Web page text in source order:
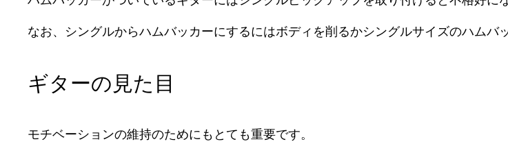
なお、シングルからハムバッカーにするにはボディを削るかシングルサイズのハムバ
ギターの見た目
モチベーションの維持のためにもとても重要です。